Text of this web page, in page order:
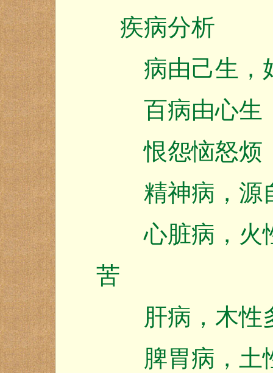
疾病分析
病由己生，
百病由心生
恨怨恼怒烦
精神病，源
心脏病，火
苦
肝病，木性
脾胃病，土